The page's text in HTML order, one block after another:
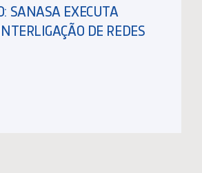
SANASA EXECUTA
DE REDES